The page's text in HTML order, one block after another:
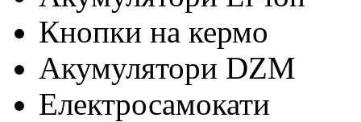
Кнопки на кермо
Акумулятори DZM
Електросамокати